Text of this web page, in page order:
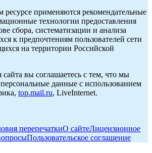
применяются рекомендательные
технологии предоставления
сбора, систематизации и анализа
к предпочтениям пользователей сети
на территории Российской
вы соглашаетесь с тем, что мы
данные с использованием
top.mail.ru, LiveInternet.
перепечаткиО сайтеЛицензионное
Пользовательское соглашение